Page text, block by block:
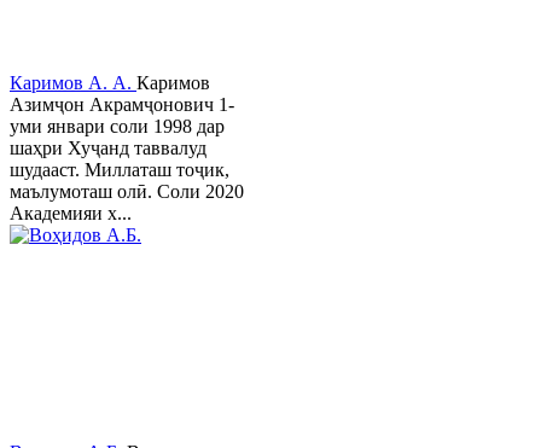
Каримов А. А. Каримов
Азимҷон Акрамҷонович 1-
уми январи соли 1998 дар
шаҳри Хуҷанд таввалуд
шудааст. Миллаташ тоҷик,
маълумоташ олӣ. Соли 2020
Академияи х...